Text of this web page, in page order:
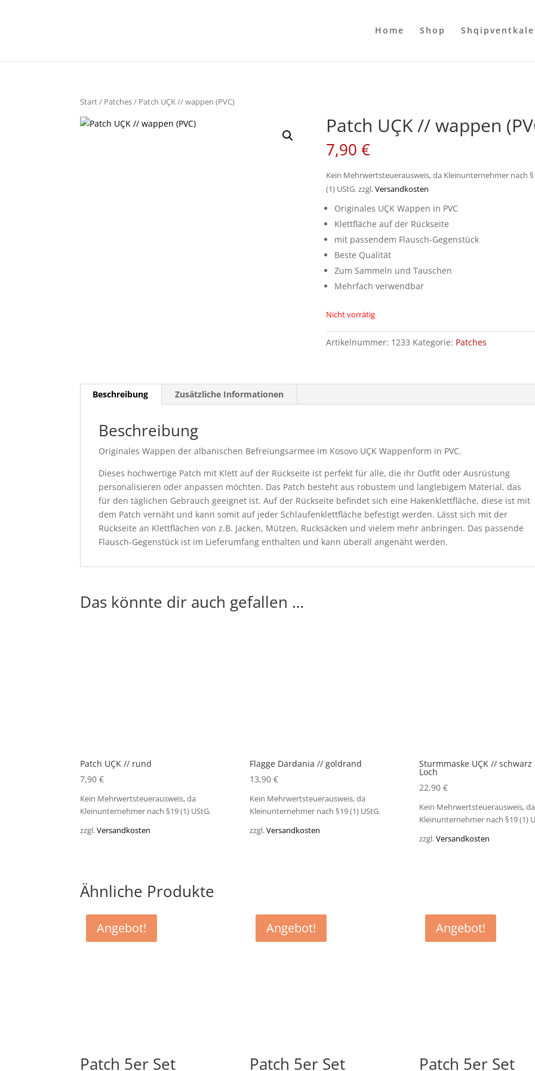
Home Shop
Start/ Patches/ Patch UÇK // wappen (PVC)
Patch UÇK // wappen
7,90€
Kein Mehrwertsteuerausweis, da Kleinunternehmer nach
(1) UStG.zzgl.Versandkosten
Originales UÇK Wappen in PVC
Klettfläche auf der Rückseite
mit passendem Flausch-Gegenstück
Beste Qualität
Zum Sammeln und Tauschen
Mehrfach verwendbar
Nicht vorrätig
Artikelnummer: 1233 Kategorie: Patches
Beschreibung Zusätzliche Informationen
Beschreibung
Originales Wappen der albanischen Befreiungsarmee im Kosovo UÇK Wappenform in PVC.
Dieses hochwertige Patch mit Klett auf der Rückseite ist perfekt für alle, die ihr Outfit oder Ausrüstung
personalisieren oder anpassen möchten. Das Patch besteht aus robustem und langlebigem Material, das
für den täglichen Gebrauch geeignet ist. Auf der Rückseite befindet sich eine Hakenklettfläche, diese ist mit
dem Patch vernäht und kann somit auf jeder Schlaufenklettfläche befestigt werden. Lässt sich mit der
Rückseite an Klettflächen von z.B. Jacken, Mützen, Rucksäcken und vielem mehr anbringen. Das passende
Flausch-Gegenstück ist im Lieferumfang enthalten und kann überall angenäht werden.
Das könnte dir auch gefallen …
Patch UÇK // rund
7,90€
Kein Mehrwertsteuerausweis, da
Kleinunternehmer nach §19 (1) UStG.
zzgl.Versandkosten
Flagge Dardania // goldrand
13,90 €
Kein Mehrwertsteuerausweis, da
Kleinunternehmer nach §19 (1) UStG.
zzgl.Versandkosten
Sturmmaske UÇK // schwarz
Loch
22,90 €
Kein Mehrwertsteuerausweis, da
Kleinunternehmer nach §19 (1)
zzgl.Versandkosten
Ähnliche Produkte
Angebot!
Patch 5er Set
Angebot!
Patch 5er Set
Angebot!
Patch 5er Set